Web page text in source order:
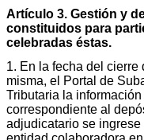
Artículo 3. Gestión y
constituidos para
celebradas éstas.
1. En la fecha del
misma, el Portal de
Tributaria la
correspondiente al
adjudicatario se